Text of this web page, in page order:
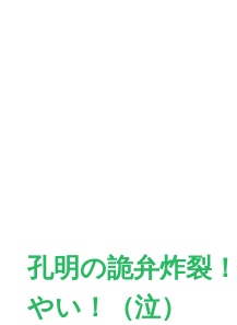
孔明の詭弁炸裂
やい！（泣）